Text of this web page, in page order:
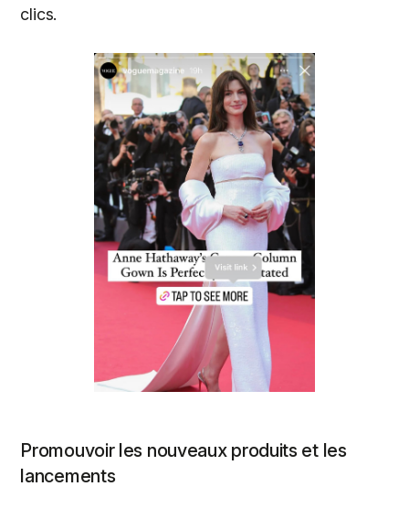
clics.
Promouvoir les nouveaux produits et les
lancements